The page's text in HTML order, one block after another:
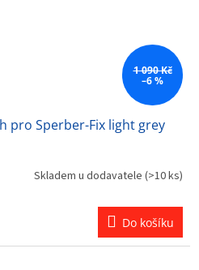
1 090 Kč
–6 %
pro Sperber-Fix light grey
Skladem u dodavatele (>10 ks)
Do košíku